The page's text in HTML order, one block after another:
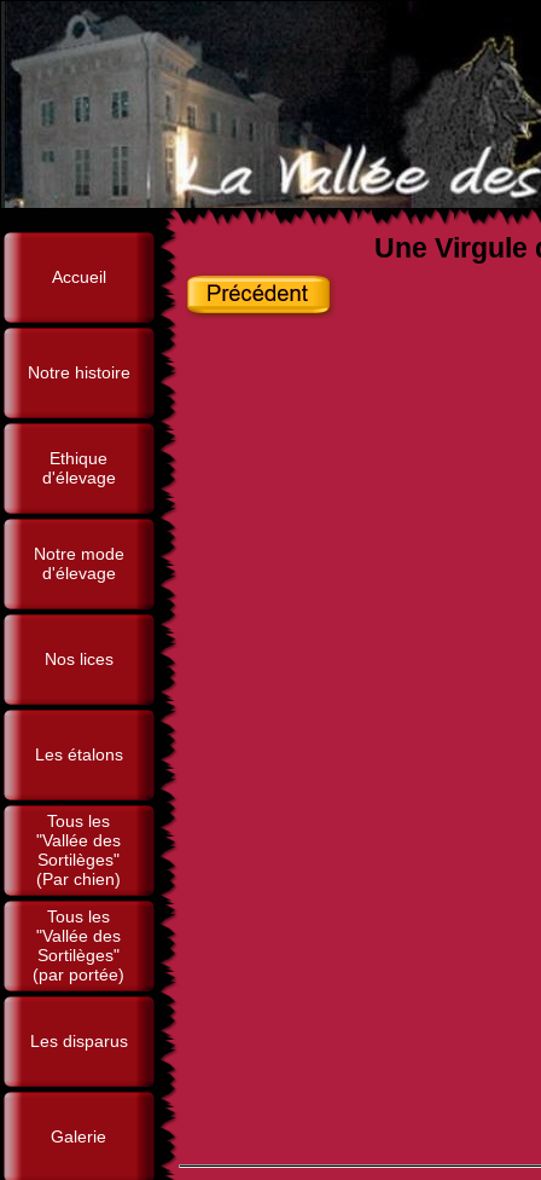
Accueil
Notre histoire
Ethique
d'élevage
Notre mode
d'élevage
Nos lices
Les étalons
Tous les
"Vallée des
Sortilèges"
(Par chien)
Tous les
"Vallée des
Sortilèges"
(par portée)
Les disparus
Galerie
Une Virgule